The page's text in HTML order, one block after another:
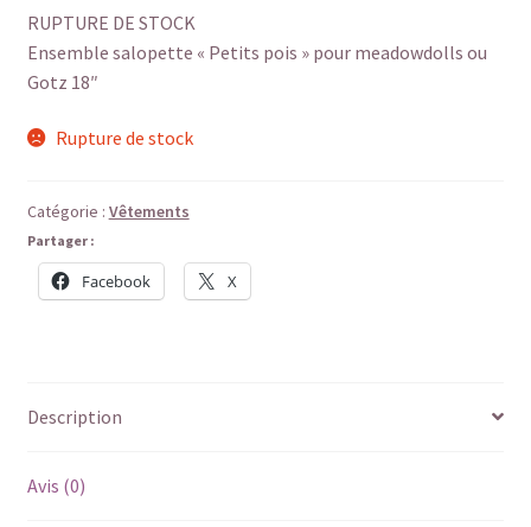
RUPTURE DE STOCK
Ensemble salopette « Petits pois » pour meadowdolls ou
Gotz 18″
Rupture de stock
Catégorie : Vêtements
Partager :
Facebook X
Description
Avis (0)